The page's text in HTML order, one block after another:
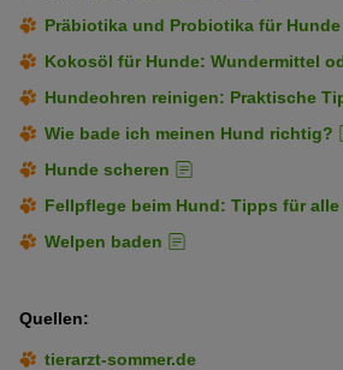
Präbiotika und Probiotika für Hunde
Kokosöl für Hunde: Wundermittel
Hundeohren reinigen: Praktische
Wie bade ich meinen Hund richtig?
Hunde scheren
Fellpflege beim Hund: Tipps für alle
Welpen baden
Quellen:
tierarzt-sommer.de